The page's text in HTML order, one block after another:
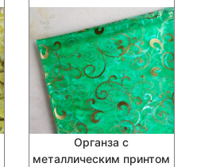
Органза с
металлическим принтом